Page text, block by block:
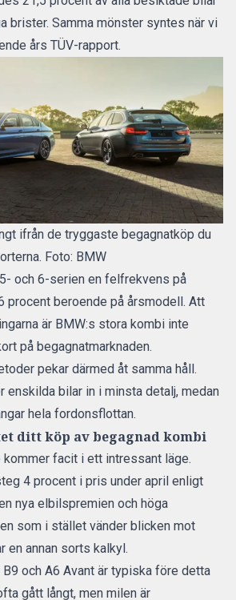
brister. Samma mönster syntes när vi
års TÜV-rapport.
ifrån de tryggaste begagnatköp du
Foto: BMW
och 6-serien en felfrekvens på
procent beroende på årsmodell. Att
är BMW:s stora kombi inte
på begagnatmarknaden.
pekar därmed åt samma håll.
bilar in i minsta detalj, medan
hela fordonsflottan.
ditt köp av begagnad kombi
kommer facit i ett intressant läge.
4 procent i pris under april enligt
nya elbilspremien och höga
som i stället vänder blicken mot
en annan sorts kalkyl.
B9 och A6 Avant är typiska före detta
gått långt, men milen är